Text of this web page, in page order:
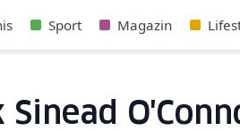
Sport Magazin
Sinead